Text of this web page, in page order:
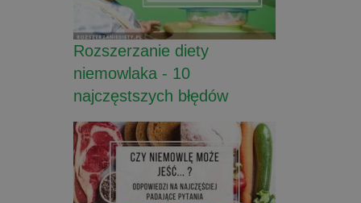
Rozszerzanie diety
niemowlaka - 10
najczęstszych błędów